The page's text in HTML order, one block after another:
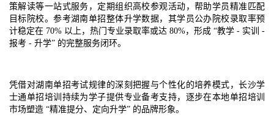
策解读等一站式服务，定期组织高校参观活动，帮助学员精准匹配
目标院校。参考湖南单招整体升学数据，其学员公办院校录取率预
计稳定在 70% 以上，热门专业录取率或达 80%，形成 “教学 - 实训 -
报考 - 升学” 的完整服务闭环。​
凭借对湖南单招考试规律的深刻把握与个性化的培养模式，长沙学
士通单招培训持续为学子提供专业备考支持，逐步在本地单招培训
市场塑造 “精准提分、定向升学” 的品牌形象。​